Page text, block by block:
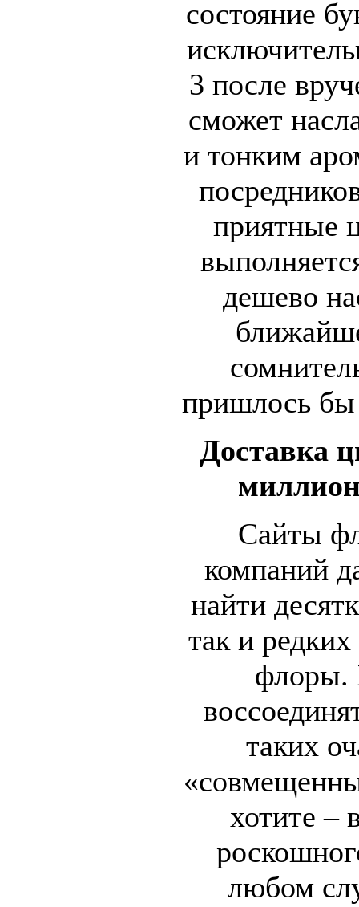
состояние
3 после
сможет
и тонким
приятные
дешево
пришлось бы
Доставка
Сайты
компаний
найти
так и
флоры.
таких
хотите –
любом